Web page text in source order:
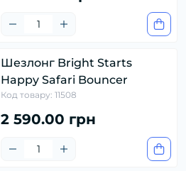
Шезлонг Bright Starts
Happy Safari Bouncer
Код товару: 11508
2 590.00 грн